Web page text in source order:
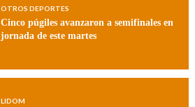
OTROS DEPORTES
Cinco púgiles avanzaron a semifinales en
jornada de este martes
LIDOM